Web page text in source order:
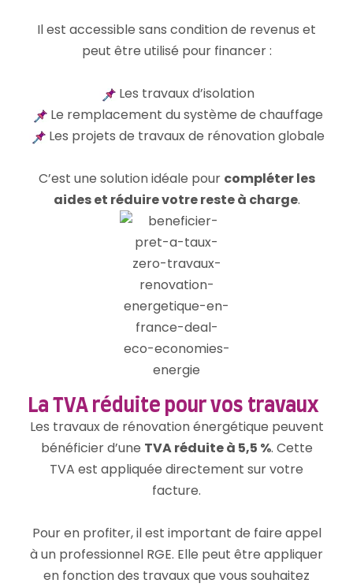
Il est accessible sans condition de revenus et
peut être utilisé pour financer :
Les travaux d’isolation
Le remplacement du système de chauffage
Les projets de travaux de rénovation globale
C’est une solution idéale pour compléter les
aides et réduire votre reste à charge.
La TVA réduite pour vos travaux
Les travaux de rénovation énergétique peuvent
bénéficier d’une TVA réduite à 5,5 %. Cette
TVA est appliquée directement sur votre
facture.
Pour en profiter, il est important de faire appel
à un professionnel RGE. Elle peut être appliquer
en fonction des travaux que vous souhaitez